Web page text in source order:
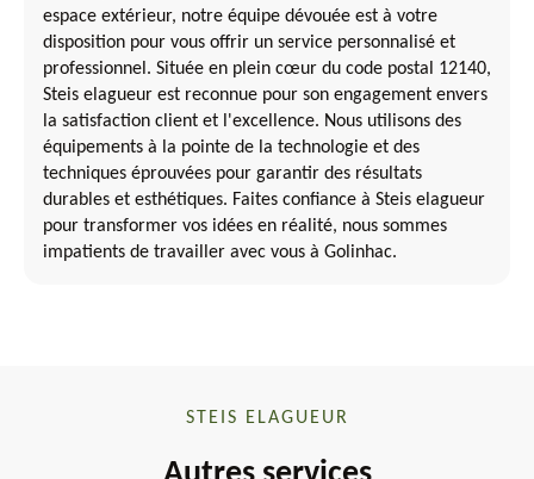
espace extérieur, notre équipe dévouée est à votre
disposition pour vous offrir un service personnalisé et
professionnel. Située en plein cœur du code postal 12140,
Steis elagueur est reconnue pour son engagement envers
la satisfaction client et l'excellence. Nous utilisons des
équipements à la pointe de la technologie et des
techniques éprouvées pour garantir des résultats
durables et esthétiques. Faites confiance à Steis elagueur
pour transformer vos idées en réalité, nous sommes
impatients de travailler avec vous à Golinhac.
STEIS ELAGUEUR